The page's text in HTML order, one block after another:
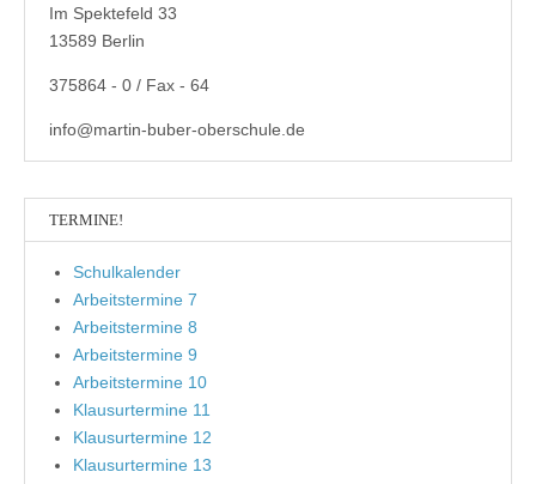
Im Spektefeld 33
13589 Berlin
375864 - 0 / Fax - 64
info@martin-buber-oberschule.de
TERMINE!
Schulkalender
Arbeitstermine 7
Arbeitstermine 8
Arbeitstermine 9
Arbeitstermine 10
Klausurtermine 11
Klausurtermine 12
Klausurtermine 13